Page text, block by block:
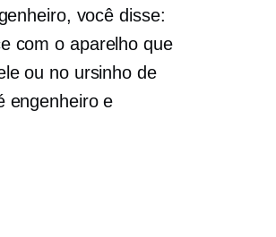
você disse:
com o aparelho que
ou no ursinho de
engenheiro e